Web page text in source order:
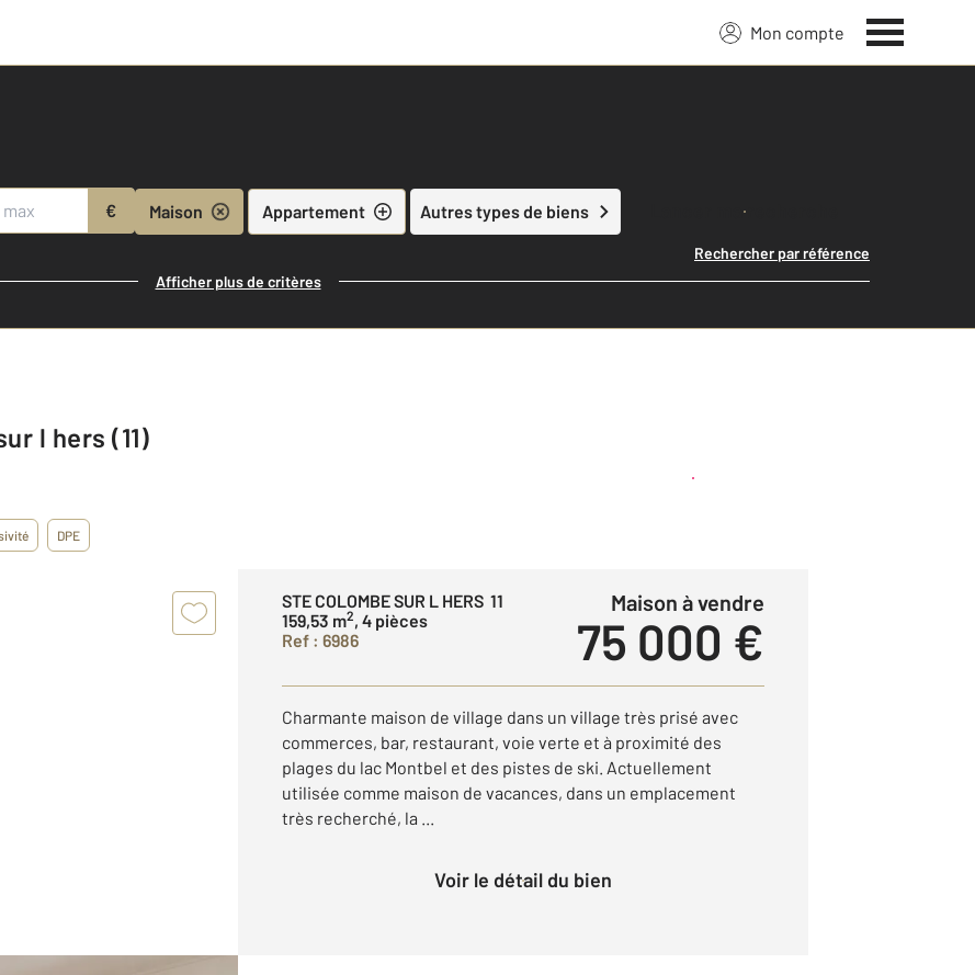
Mon compte
€ Maison Appartement Autres types de biens Lancer ma recherche
Rechercher par référence
Afficher plus de critères
l hers (11)
Créer une alerte
DPE
STE COLOMBE SUR L HERS 11
159,53 m2, 4 pièces
Ref : 6986
Maison à vendre
75 000 €
Charmante maison de village dans un village très prisé avec
commerces, bar, restaurant, voie verte et à proximité des
plages du lac Montbel et des pistes de ski. Actuellement
utilisée comme maison de vacances, dans un emplacement
très recherché, la ...
Voir le détail du bien